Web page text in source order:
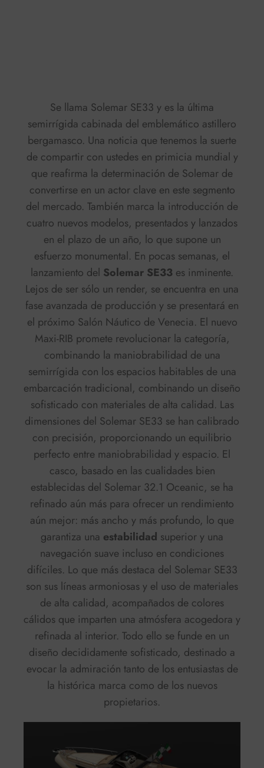
Se llama Solemar SE33 y es la última
semirrígida cabinada del emblemático astillero
bergamasco. Una noticia que tenemos la suerte
de compartir con ustedes en primicia mundial y
que reafirma la determinación de Solemar de
convertirse en un actor clave en este segmento
del mercado. También marca la introducción de
cuatro nuevos modelos, presentados y lanzados
en el plazo de un año, lo que supone un
esfuerzo monumental. En pocas semanas, el
lanzamiento del Solemar SE33 es inminente.
Lejos de ser sólo un render, se encuentra en una
fase avanzada de producción y se presentará en
el próximo Salón Náutico de Venecia. El nuevo
Maxi-RIB promete revolucionar la categoría,
combinando la maniobrabilidad de una
semirrígida con los espacios habitables de una
embarcación tradicional, combinando un diseño
sofisticado con materiales de alta calidad. Las
dimensiones del Solemar SE33 se han calibrado
con precisión, proporcionando un equilibrio
perfecto entre maniobrabilidad y espacio. El
casco, basado en las cualidades bien
establecidas del Solemar 32.1 Oceanic, se ha
refinado aún más para ofrecer un rendimiento
aún mejor: más ancho y más profundo, lo que
garantiza una estabilidad superior y una
navegación suave incluso en condiciones
difíciles. Lo que más destaca del Solemar SE33
son sus líneas armoniosas y el uso de materiales
de alta calidad, acompañados de colores
cálidos que imparten una atmósfera acogedora y
refinada al interior. Todo ello se funde en un
diseño decididamente sofisticado, destinado a
evocar la admiración tanto de los entusiastas de
la histórica marca como de los nuevos
propietarios.